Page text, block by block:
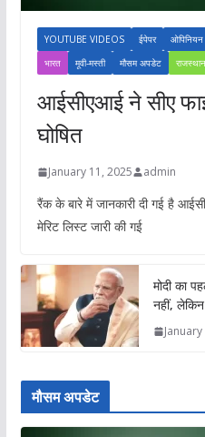
YOUTUBE VIDEOS ईपेपर ओपिनियन
भारत
मूवी-मस्ती मौसम अपडेट राजस्थान
आईसीएआई ने सीए
घोषित
January 11, 2025 admin
रैंक के बारे में जानकारी दी गई है
मेरिट लिस्ट जारी की गई
मोदी का
नहीं,
मौसम अपडेट